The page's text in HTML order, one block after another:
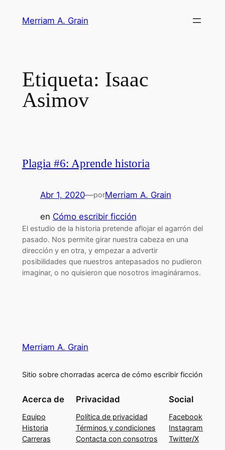
Merriam A. Grain
Etiqueta: Isaac
Asimov
Plagia #6: Aprende historia
Abr 1, 2020—porMerriam A. Grain
en Cómo escribir ficción
El estudio de la historia pretende aflojar el agarrón del
pasado. Nos permite girar nuestra cabeza en una
dirección y en otra, y empezar a advertir
posibilidades que nuestros antepasados no pudieron
imaginar, o no quisieron que nosotros imagináramos.
Merriam A. Grain
Sitio sobre chorradas acerca de cómo escribir ficción
Acerca de
Equipo
Historia
Carreras
Privacidad
Política de privacidad
Términos y condiciones
Contacta con consotros
Social
Facebook
Instagram
Twitter/X